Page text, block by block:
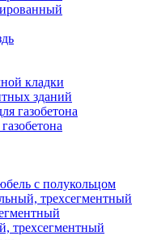
кладки
зданий
газобетона
с полукольцом
трехсегментный
трехсегментный